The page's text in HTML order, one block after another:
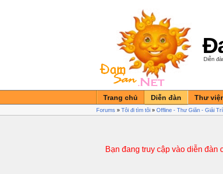
Diễn
Trang chủ Diễn đàn Thư
Forums » Tôi đi tìm tôi » Offline - Thư Giãn - Giải
Bạn đang truy cập vào diễn